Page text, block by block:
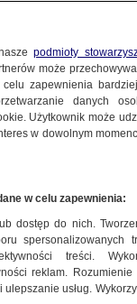
podmioty
może
zapewnienia
danych
Użytkownik może
w dowolnym
w celu zapewnienia:
dostęp do nich.
spersonalizowanych
treści.
reklam.
usług.